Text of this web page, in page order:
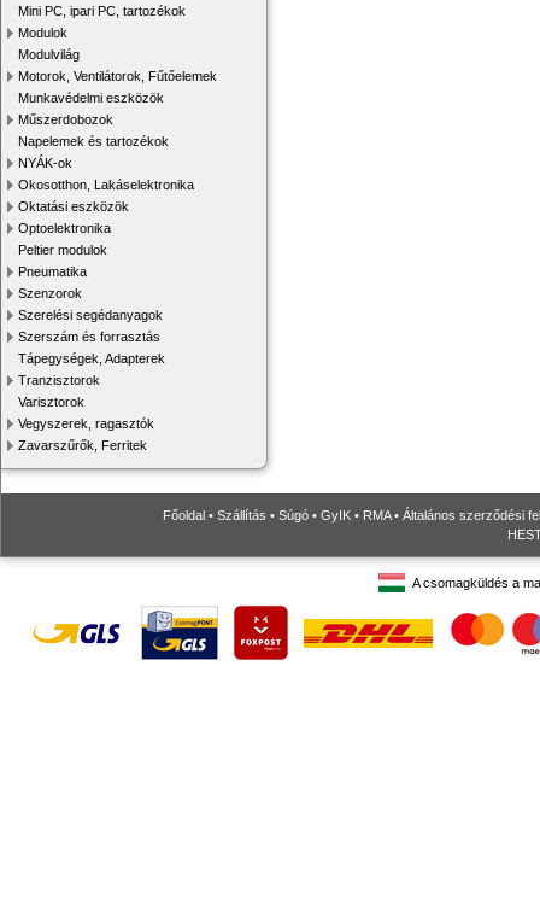
Mini PC, ipari PC, tartozékok
Modulok
Modulvilág
Motorok, Ventilátorok, Fűtőelemek
Munkavédelmi eszközök
Műszerdobozok
Napelemek és tartozékok
NYÁK-ok
Okosotthon, Lakáselektronika
Oktatási eszközök
Optoelektronika
Peltier modulok
Pneumatika
Szenzorok
Szerelési segédanyagok
Szerszám és forrasztás
Tápegységek, Adapterek
Tranzisztorok
Varisztorok
Vegyszerek, ragasztók
Zavarszűrők, Ferritek
Főoldal • Szállítás • Súgó • GyIK • RMA• Általános szerződési
A csomagküldés a